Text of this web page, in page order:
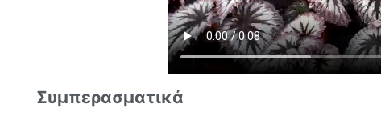
Συμπερασματικά